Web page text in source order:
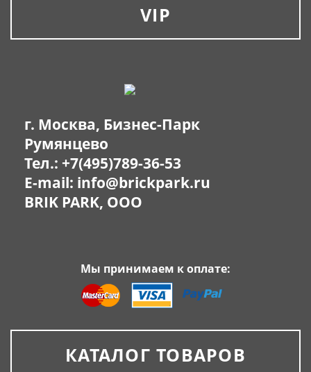
VIP
г. Москва, Бизнес-Парк
Румянцево
Тел.: +7(495)789-36-53
E-mail: info@brickpark.ru
BRIK PARK, OOO
Мы принимаем к оплате:
КАТАЛОГ ТОВАРОВ